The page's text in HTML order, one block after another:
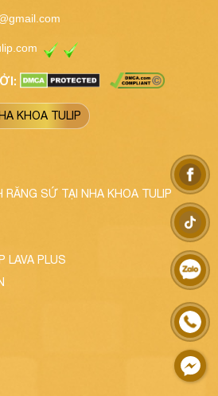
KHOA TULIP
RĂNG SỨ TẠI NHA KHOA TULIP
LAVA PLUS